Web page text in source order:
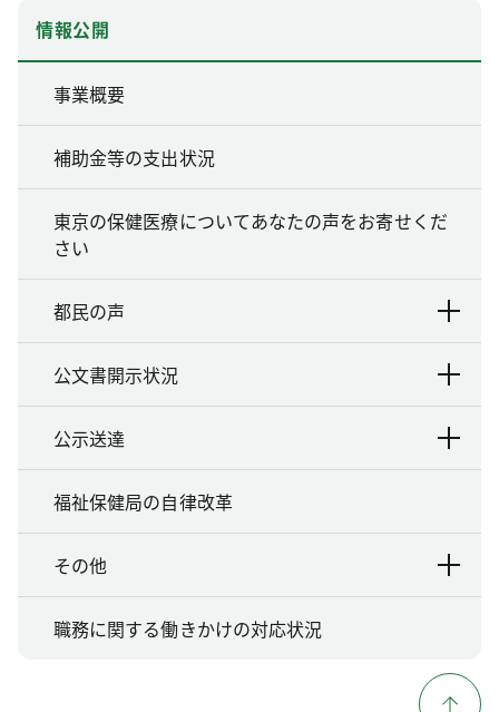
情報公開
事業概要
補助金等の支出状況
東京の保健医療についてあなたの声をお寄せくだ
さい
都民の声
公文書開示状況
公示送達
福祉保健局の自律改革
その他
職務に関する働きかけの対応状況